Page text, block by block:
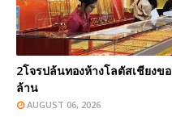
2โจรปล้นทองห้างโลตัสเชียงข
ล้าน
AUGUST 06, 2026